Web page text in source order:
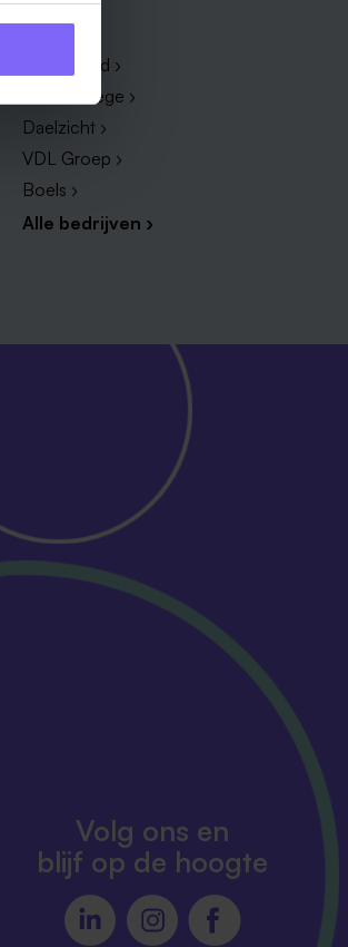
Zuyderland ›
Vista College ›
Daelzicht ›
VDL Groep ›
Boels ›
Alle bedrijven ›
Volg ons en
blijf op de hoogte